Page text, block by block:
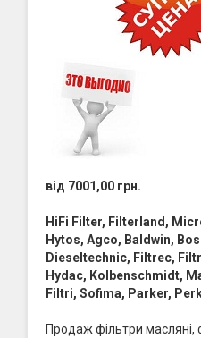
Дійсно при
від 7001,00 грн.
HiFi Filter, Filterland,
Hytos, Agco, Baldwin,
Dieseltechnic, Filtrec,
Hydac, Kolbenschmidt,
Filtri, Sofima, Parker,
Продаж фільтри масляні,